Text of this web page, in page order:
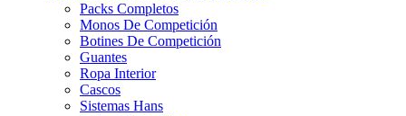
Packs Completos
Monos De Competición
Botines De Competición
Guantes
Ropa Interior
Cascos
Sistemas Hans